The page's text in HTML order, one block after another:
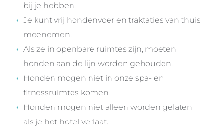
bij je hebben.
Je kunt vrij hondenvoer en traktaties van thuis
meenemen.
Als ze in openbare ruimtes zijn, moeten
honden aan de lijn worden gehouden.
Honden mogen niet in onze spa- en
fitnessruimtes komen.
Honden mogen niet alleen worden gelaten
als je het hotel verlaat.